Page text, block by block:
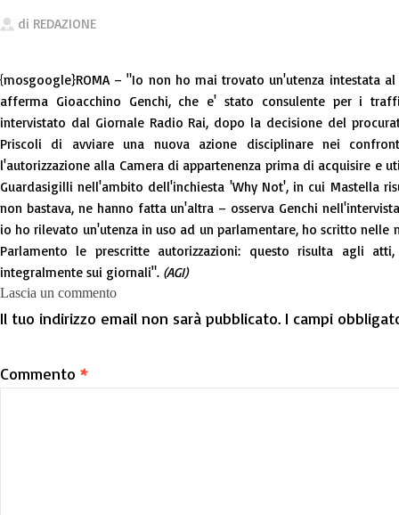
di REDAZIONE
{mosgoogle}ROMA – "Io non ho mai trovato un'utenza intestata
afferma Gioacchino Genchi, che e' stato consulente per i
intervistato dal Giornale Radio Rai, dopo la decisione del
Priscoli di avviare una nuova azione disciplinare nei
l'autorizzazione alla Camera di appartenenza prima di acquisire e
Guardasigilli nell'ambito dell'inchiesta 'Why Not', in cui Mastella
non bastava, ne hanno fatta un'altra – osserva Genchi
io ho rilevato un'utenza in uso ad un parlamentare, ho scritto nelle
Parlamento le prescritte autorizzazioni: questo risulta agli
integralmente sui giornali". (AGI)
Lascia un commento
Il tuo indirizzo email non sarà pubblicato. I campi
Commento *